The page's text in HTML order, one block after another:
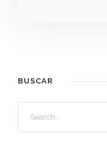
BUSCAR